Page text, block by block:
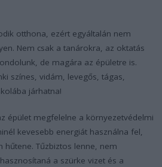
otthona, ezért egyáltalán nem
Nem csak a tanárokra, az oktatás
de magára az épületre is.
színes, vidám, levegős, tágas,
járhatna!
épület megfelelne a környezetvédelmi
kevesebb energiát használna fel,
hűtene. Tűzbiztos lenne, nem
a szürke vizet és a